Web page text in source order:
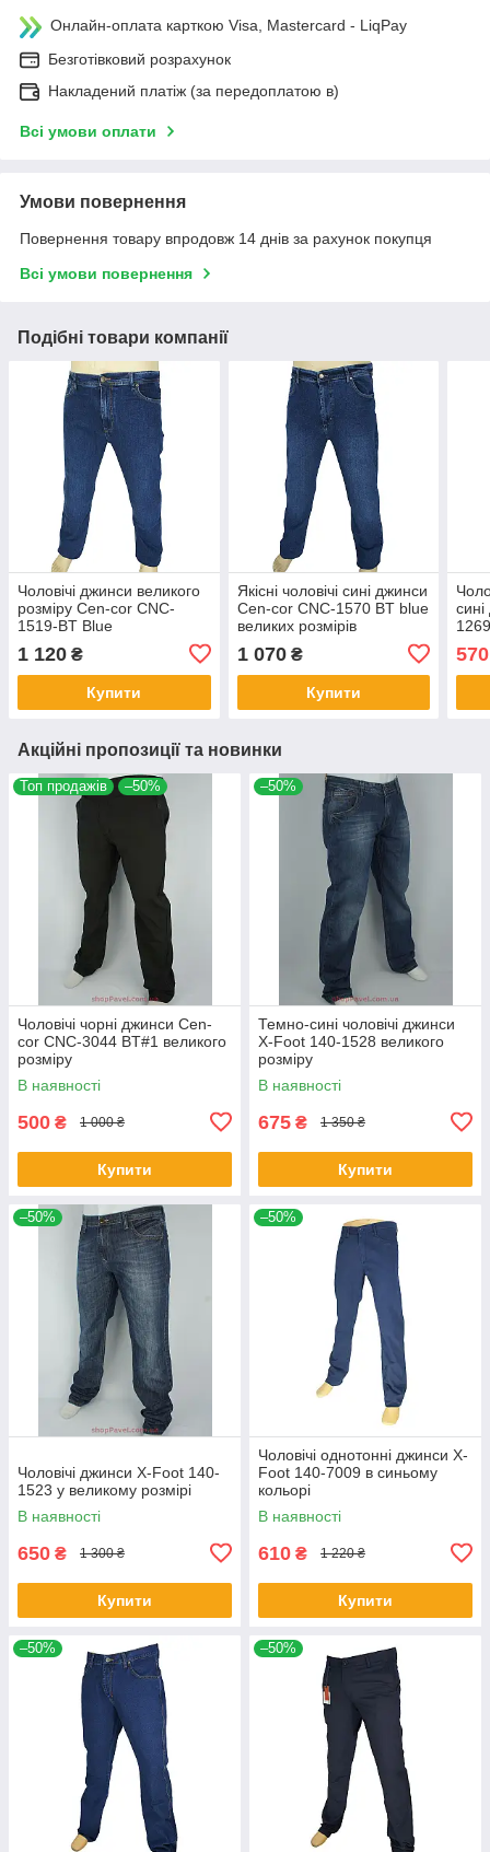
Онлайн-оплата карткою Visa, Mastercard - LiqPay
Безготівковий розрахунок
Накладений платіж (за передоплатою в)
Всі умови оплати
Умови повернення
Повернення товару впродовж 14 днів за рахунок покупця
Всі умови повернення
Подібні товари компанії
Чоловічі джинси великого
розміру Cen-cor CNC-
1519-BT Blue
1 120 ₴
Купити
Якісні чоловічі сині джинси
Cen-cor CNC-1570 BT blue
великих розмірів
1 070₴
Купити
570
Акційні пропозиції та новинки
Топ продажів –50%
Чоловічі чорні джинси Cen-
cor CNC-3044 BT#1 великого
розміру
В наявності
500 ₴ 1 000 ₴
Купити
–50%
Темно-сині чоловічі джинси
X-Foot 140-1528 великого
розміру
В наявності
675 ₴ 1 350 ₴
Купити
–50%
Чоловічі джинси X-Foot 140-
1523 у великому розмірі
В наявності
650 ₴ 1 300 ₴
Купити
–50%
Чоловічі однотонні джинси X-
Foot 140-7009 в синьому
кольорі
В наявності
610 ₴ 1 220 ₴
Купити
–50% –50%